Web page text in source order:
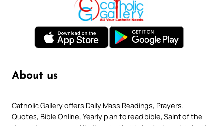
About us
Catholic Gallery offers Daily Mass Readings, Prayers,
Quotes, Bible Online, Yearly plan to read bible, Saint of the